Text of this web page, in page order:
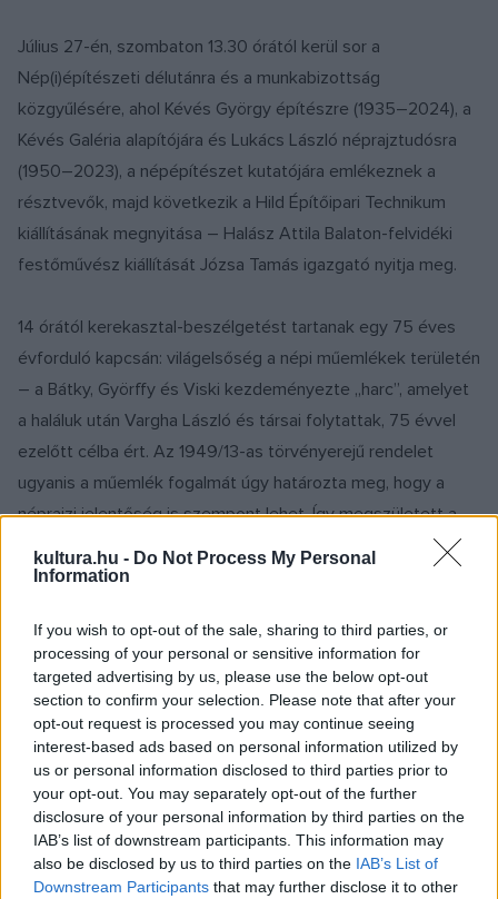
kultura.hu - Do Not Process My Personal
Information
If you wish to opt-out of the sale, sharing to third parties, or
processing of your personal or sensitive information for
targeted advertising by us, please use the below opt-out
section to confirm your selection. Please note that after your
opt-out request is processed you may continue seeing
interest-based ads based on personal information utilized by
us or personal information disclosed to third parties prior to
your opt-out. You may separately opt-out of the further
disclosure of your personal information by third parties on the
IAB’s list of downstream participants. This information may
also be disclosed by us to third parties on the IAB’s List of
Downstream Participants that may further disclose it to other
Július 27-én, szombaton 13.30 órától kerül sor a
Nép(i)építészeti délutánra és a munkabizottság
közgyűlésére, ahol Kévés György építészre (1935–2024), a
Kévés Galéria alapítójára és Lukács László néprajztudósra
(1950–2023), a népépítészet kutatójára emlékeznek a
résztvevők, majd következik a Hild Építőipari Technikum
kiállításának megnyitása – Halász Attila Balaton-felvidéki
festőművész kiállítását Józsa Tamás igazgató nyitja meg.
14 órától kerekasztal-beszélgetést tartanak egy 75 éves
évforduló kapcsán: világelsőség a népi műemlékek területén
– a Bátky, Györffy és Viski kezdeményezte „harc”, amelyet
a haláluk után Vargha László és társai folytattak, 75 évvel
ezelőtt célba ért. Az 1949/13-as törvényerejű rendelet
ugyanis a műemlék fogalmát úgy határozta meg, hogy a
néprajzi jelentőség is szempont lehet. Így megszületett a
népi műemlék fogalma hivatalosan is. Az UNESCO, illetve az
1964-es Velencei Charta csak 15 évvel később tett hasonló
A népi műemlék témájához kötődik egy 50 éves évforduló
is. Bár 1971-től az ilyen épületek tulajdonosai támogatást
kaptak ezek fenntartására, de sok esetben erre nem tudtak
vállalkozni. Ezért 1974-ben program született a
veszélyeztetett épületek állami megvásárlására, szakszerű
felújítására és sok esetben tájházzá alakítására. 15 órakor a
rendezvénynek helyt adó Inkler-ház történetét mutatják be.
EzutánNép(i)építészet és fenntarthatóságcímmel előadás